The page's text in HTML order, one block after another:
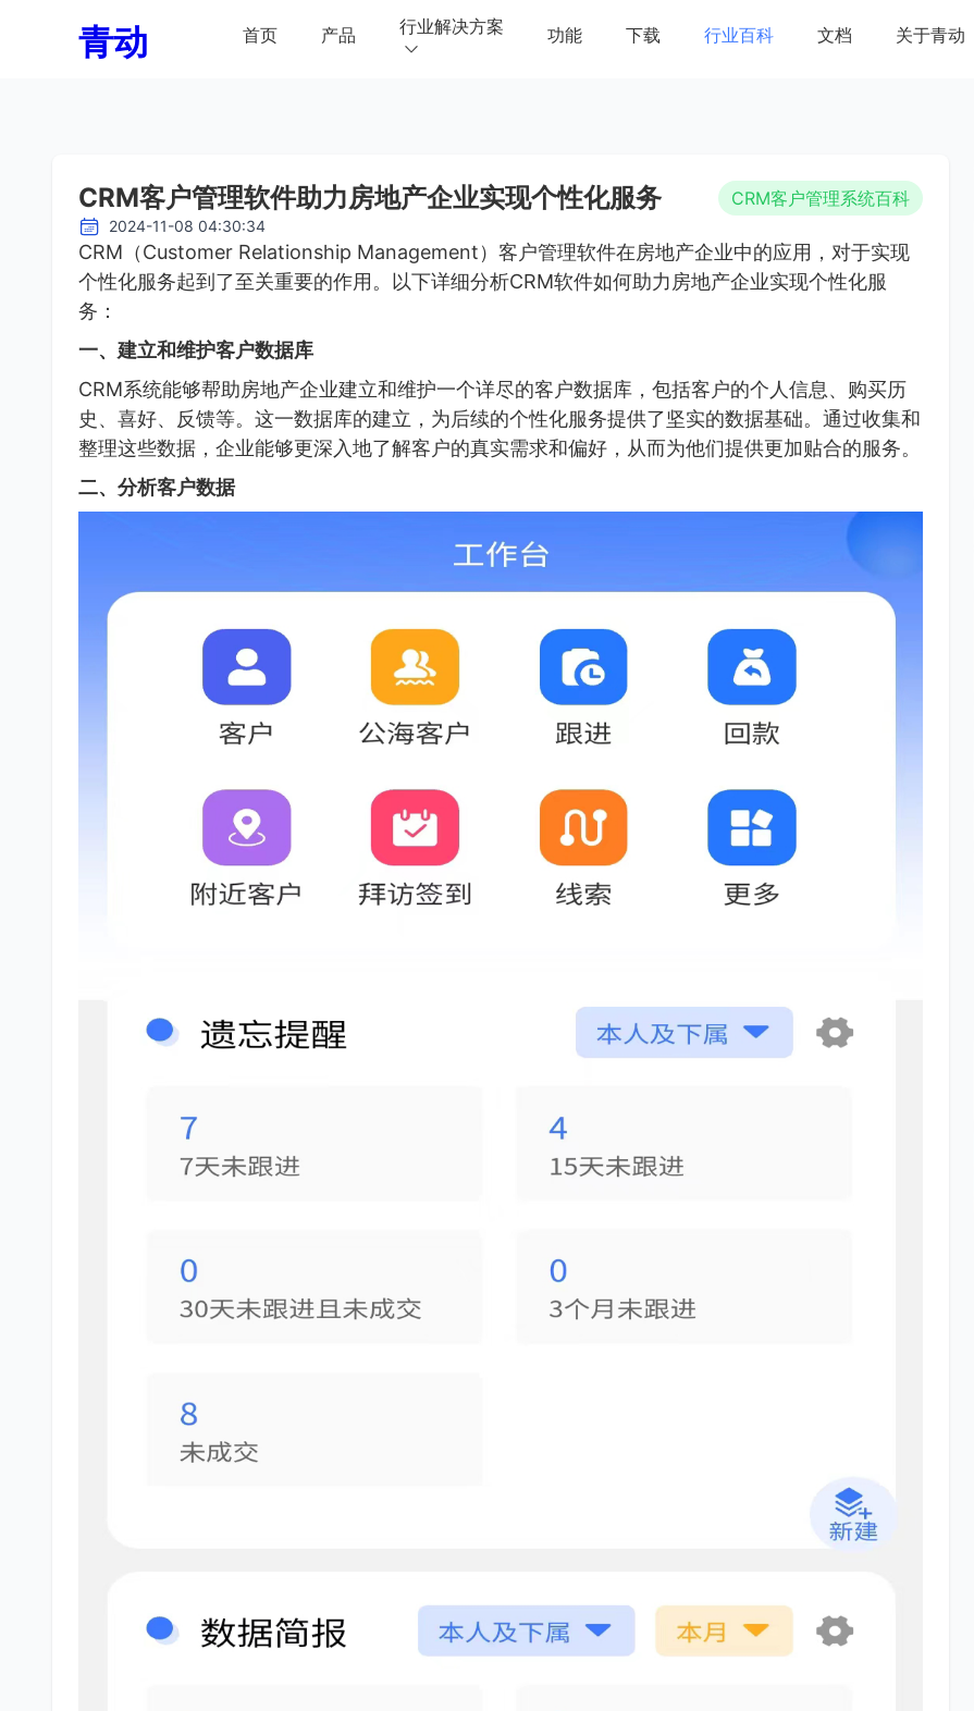
青动 首页 产品 行业解决方案 功能 下载 行业百科 文档 关于青动
CRM客户管理软件助力房地产企业实现个性化服务 CRM客户管理系统百科
2024-11-08 04:30:34
CRM（Customer Relationship Management）客户管理软件在房地产企业中的应用，对于实现
个性化服务起到了至关重要的作用。以下详细分析CRM软件如何助力房地产企业实现个性化服
务：
一、建立和维护客户数据库
CRM系统能够帮助房地产企业建立和维护一个详尽的客户数据库，包括客户的个人信息、购买历
史、喜好、反馈等。这一数据库的建立，为后续的个性化服务提供了坚实的数据基础。通过收集和
整理这些数据，企业能够更深入地了解客户的真实需求和偏好，从而为他们提供更加贴合的服务。
二、分析客户数据